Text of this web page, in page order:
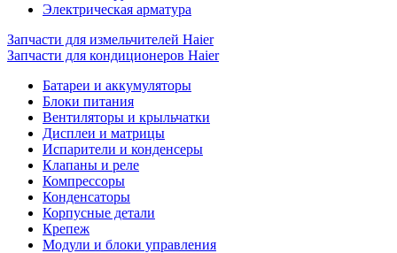
Электрическая арматура
Запчасти для измельчителей Haier
Запчасти для кондиционеров Haier
Батареи и аккумуляторы
Блоки питания
Вентиляторы и крыльчатки
Дисплеи и матрицы
Испарители и конденсеры
Клапаны и реле
Компрессоры
Конденсаторы
Корпусные детали
Крепеж
Модули и блоки управления